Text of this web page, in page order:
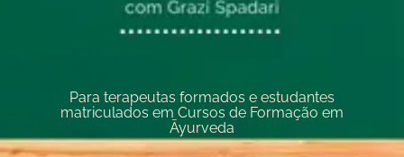
Para terapeutas formados e estudantes
matriculados em Cursos de Formação em
Āyurveda